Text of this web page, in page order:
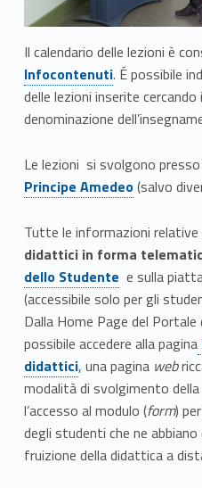
i
–
a
u
l
e
e
o
r
a
r
i
Il calendario delle lezioni è
Infocontenuti. É possibile
delle lezioni inserite
denominazione
Le lezioni si svolgono
Principe Amedeo(salvo
Tutte le informazioni relative
didattici in forma
dello Studente e sulla
(accessibile solo per gli
Dalla Home Page del
possibile accedere alla pagina
didattici, una pagina web
modalità di svolgimento
l’accesso al modulo (form)
degli studenti che ne
fruizione della didattica a